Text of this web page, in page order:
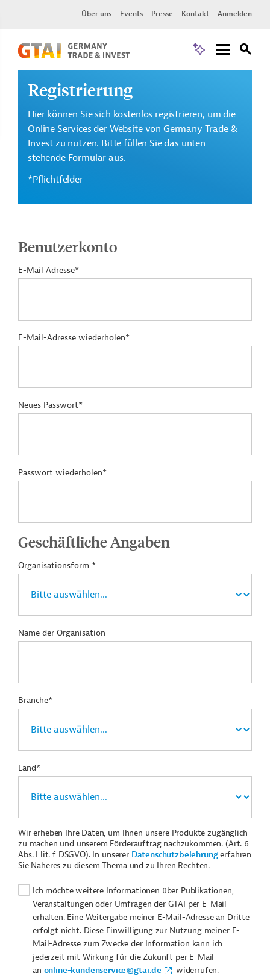
Über uns Events Presse Kontakt Anmelden
Registrierung
Hier können Sie sich kostenlos registrieren, um die
Online Services der Website von Germany Trade &
Invest zu nutzen. Bitte füllen Sie das unten
stehende Formular aus.
*Pflichtfelder
Benutzerkonto
E-Mail Adresse*
E-Mail-Adresse wiederholen*
Neues Passwort*
Passwort wiederholen*
Geschäftliche Angaben
Organisationsform *
Name der Organisation
Branche*
Land*
Wir erheben Ihre Daten, um Ihnen unsere Produkte zugänglich
zu machen und unserem Förderauftrag nachzukommen. (Art. 6
Abs. I lit. f DSGVO). In unserer Datenschutzbelehrungerfahren
Sie Näheres zu diesem Thema und zu Ihren Rechten.
Ich möchte weitere Informationen über Publikationen,
Veranstaltungen oder Umfragen der GTAI per E-Mail
erhalten. Eine Weitergabe meiner E-Mail-Adresse an Dritte
erfolgt nicht. Diese Einwilligung zur Nutzung meiner E-
Mail-Adresse zum Zwecke der Information kann ich
jederzeit mit Wirkung für die Zukunft per E-Mail
an online-kundenservice@gtai.de widerrufen.